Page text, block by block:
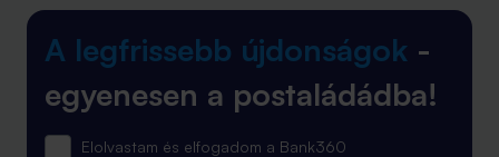
A legfrissebb újdonságok -
egyenesen a postaládádba!
Elolvastam és elfogadom a Bank360